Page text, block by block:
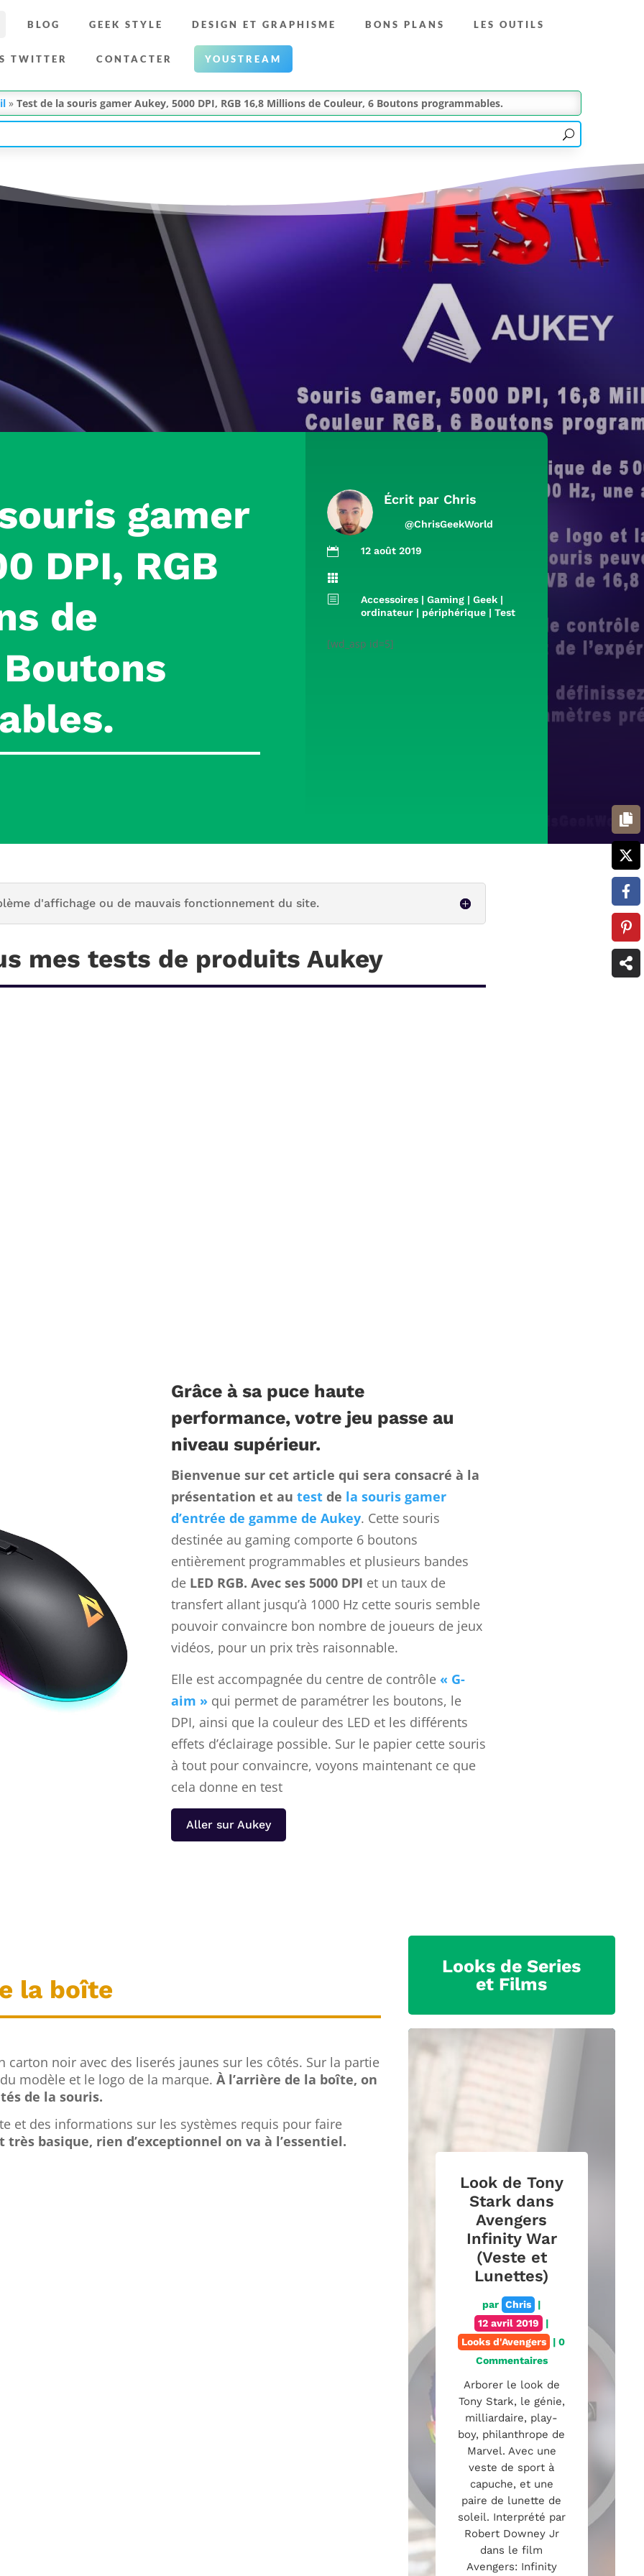
BLOG GEEK STYLE DESIGN ET GRAPHISME BONS PLANS LES OUTILS
TWITTER CONTACTER YOUSTREAM
»Test de la souris gamer Aukey, 5000 DPI, RGB 16,8 Millions de Couleur, 6 Boutons programmables.
gamer
DPI, RGB
de
Écrit par Chris
@ChrisGeekWorld
 12 août 2019

b
Accessoires |Gaming |Geek |
ordinateur | périphérique |Test
[wd_asp id=5]
d'affichage ou de mauvais fonctionnement du site.
mes tests de produits Aukey
Grâce à sa puce haute
performance, votre jeu passe au
niveau supérieur.
Bienvenue sur cet article qui sera consacré à la
présentation et au testde la souris gamer
d’entrée de gamme de Aukey. Cette souris
destinée au gaming comporte 6 boutons
entièrement programmables et plusieurs bandes
de LED RGB. Avec ses 5000 DPI et un taux de
transfert allant jusqu’à 1000 Hzcette souris semble
pouvoir convaincre bon nombre de joueurs de jeux
vidéos, pour un prix très raisonnable.
Elle est accompagnée du centre de contrôle « G-
aim »qui permet de paramétrer les boutons, le
DPI, ainsi que la couleur des LED et les différents
effets d’éclairage possible. Sur le papier cette souris
à tout pour convaincre, voyons maintenant ce que
cela donne en test
Aller sur Aukey
la boîte
noir avec des liserés jaunes sur les côtés. Sur la partie
modèle et le logo de la marque. À l’arrière de la boîte, on
de la souris.
et des informations sur les systèmes requis pour faire
basique, rien d’exceptionnel on va à l’essentiel.
Looks de Series
et Films
Look de Tony
Stark dans
Avengers
Infinity War
(Veste et
Lunettes)
par Chris
|
12 avril 2019
|
Looks d'Avengers
| 0
Commentaires
Arborer le look de
Tony Stark, le génie,
milliardaire, play-
boy, philanthrope de
Marvel. Avec une
veste de sport à
capuche, et une
paire de lunette de
soleil. Interprété par
Robert Downey Jr
dans le film
Avengers: Infinity
Widow »
Natasha
dans
Avengers
Infinity War
(Combinaison
et Veste)
par Chris |
11 janvier 2019
Looks d'Avengers
Commentaires
Arborer le look de
(Black Widow)
Natasha Romanoff
en combinaison,
veste de qualité
exceptionnelle et
bote en cuir,
interprété par
Scarlett Johansson
dans le filme
Avengers Infinity
War. Le costume
comprend une